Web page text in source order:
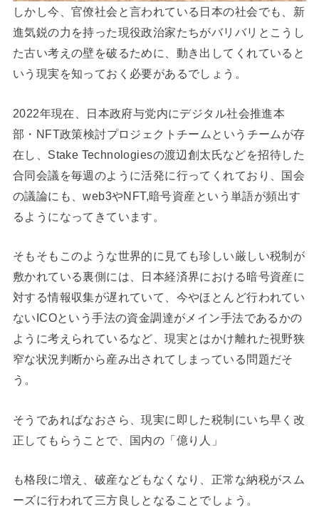
しかし今、官僚社会と言われている日本の社会でも、新
進気鋭の力を持った現役政治家たちがバリバリとこうし
た古い考えの壁を破るために、動き出してくれていると
いう現実を知っておく必要があるでしょう。
2022年現在、日本政府与党内にデジタル社会推進本
部・NFT政策検討プロジェクトチームというチームが存
在し、Stake Technologiesの渡辺創太氏などを招待した
合同会議を毎週のように活発に行ってくれており、国会
の議論にも、web3やNFT,暗号資産という単語が頻出す
るようになってきています。
そもそもこのような世界的に見ても珍しい厳しい税制が
敷かれている裏側には、日本経済界における暗号資産に
対する情報収集が遅れていて、今やほとんど行われてい
ないICOという手法の資金調達がメイン手法であるかの
ように考えられているなど、現実とはかけ離れた視野狭
窄な状況判断から産み出されてしまっている問題だそ
う。
そうであればなおさら、現実に即した税制にいち早く改
正してもらうことで、国内の「億り人」
も格段に増え、破産などもなくなり、正常な納税がスム
ーズに行われて三方良しとなることでしょう。